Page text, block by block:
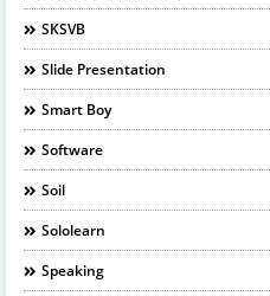
SKSVB
Slide Presentation
Smart Boy
Software
Soil
Sololearn
Speaking